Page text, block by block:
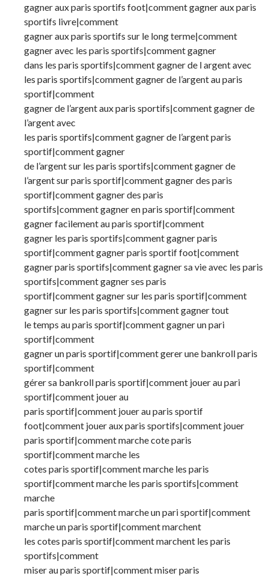
gagner aux paris sportifs foot|comment gagner aux paris
sportifs livre|comment
gagner aux paris sportifs sur le long terme|comment
gagner avec les paris sportifs|comment gagner
dans les paris sportifs|comment gagner de l argent avec
les paris sportifs|comment gagner de l’argent au paris
sportif|comment
gagner de l’argent aux paris sportifs|comment gagner de
l’argent avec
les paris sportifs|comment gagner de l’argent paris
sportif|comment gagner
de l’argent sur les paris sportifs|comment gagner de
l’argent sur paris sportif|comment gagner des paris
sportif|comment gagner des paris
sportifs|comment gagner en paris sportif|comment
gagner facilement au paris sportif|comment
gagner les paris sportifs|comment gagner paris
sportif|comment gagner paris sportif foot|comment
gagner paris sportifs|comment gagner sa vie avec les paris
sportifs|comment gagner ses paris
sportif|comment gagner sur les paris sportif|comment
gagner sur les paris sportifs|comment gagner tout
le temps au paris sportif|comment gagner un pari
sportif|comment
gagner un paris sportif|comment gerer une bankroll paris
sportif|comment
gérer sa bankroll paris sportif|comment jouer au pari
sportif|comment jouer au
paris sportif|comment jouer au paris sportif
foot|comment jouer aux paris sportifs|comment jouer
paris sportif|comment marche cote paris
sportif|comment marche les
cotes paris sportif|comment marche les paris
sportif|comment marche les paris sportifs|comment
marche
paris sportif|comment marche un pari sportif|comment
marche un paris sportif|comment marchent
les cotes paris sportif|comment marchent les paris
sportifs|comment
miser au paris sportif|comment miser paris